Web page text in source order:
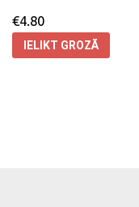
€4.80
IELIKT GROZĀ